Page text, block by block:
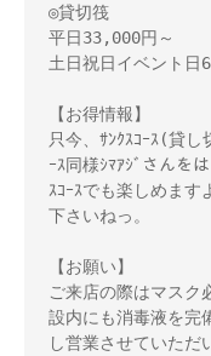
◎貸切筏
平日33,000円～
土日祝日イベント日
【お得情報】
只今、ｻﾝｸｽｺｰｽ(貸
ｰｽ同様ｼﾏｱｼﾞさんを
ｽｺｰｽでも楽しめます
下さいねっ。
【お願い】
ご来店の際はマスク
設内にも消毒液を完
し営業させていただ